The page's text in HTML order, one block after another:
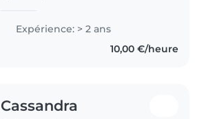
principalement avec des enfants
d'âge préscolaire et scolaire. Je..
Expérience: > 2 ans
10,00 €/heure
Cassandra